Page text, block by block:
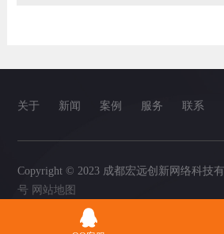
关于 新闻 案例 服务 联系
Copyright © 2023 成都宏远创新网络科技
号 网站地图